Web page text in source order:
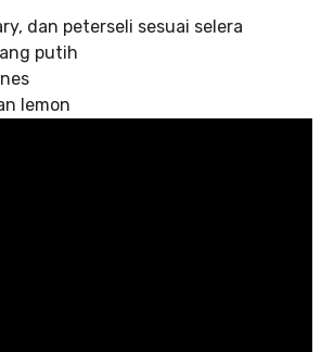
dan peterseli sesuai selera
putih
lemon